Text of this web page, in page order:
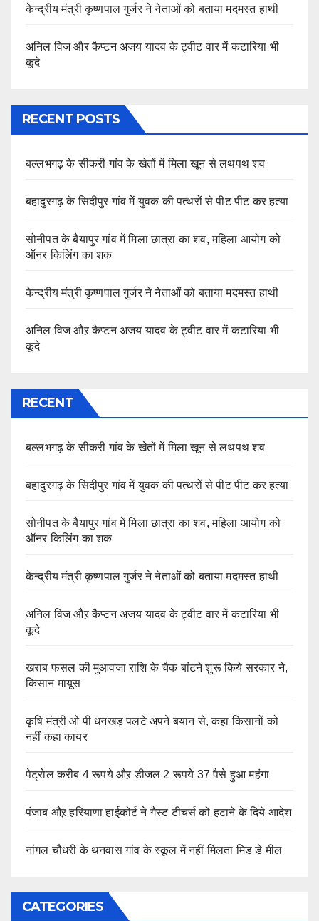
केन्द्रीय मंत्री कृष्णपाल गुर्जर ने नेताओं को बताया मदमस्त हाथी
अनिल विज औऱ कैप्टन अजय यादव के ट्वीट वार में कटारिया भी
कूदे
RECENT POSTS
बल्लभगढ़ के सीकरी गांव के खेतों में मिला खून से लथपथ शव
बहादुरगढ़ के सिदीपुर गांव में युवक की पत्थरों से पीट पीट कर हत्या
सोनीपत के बैयापुर गांव में मिला छात्रा का शव, महिला आयोग को
ऑनर किलिंग का शक
केन्द्रीय मंत्री कृष्णपाल गुर्जर ने नेताओं को बताया मदमस्त हाथी
अनिल विज औऱ कैप्टन अजय यादव के ट्वीट वार में कटारिया भी
कूदे
RECENT
बल्लभगढ़ के सीकरी गांव के खेतों में मिला खून से लथपथ शव
बहादुरगढ़ के सिदीपुर गांव में युवक की पत्थरों से पीट पीट कर हत्या
सोनीपत के बैयापुर गांव में मिला छात्रा का शव, महिला आयोग को
ऑनर किलिंग का शक
केन्द्रीय मंत्री कृष्णपाल गुर्जर ने नेताओं को बताया मदमस्त हाथी
अनिल विज औऱ कैप्टन अजय यादव के ट्वीट वार में कटारिया भी
कूदे
खराब फसल की मुआवजा राशि के चैक बांटने शुरू किये सरकार ने,
किसान मायूस
कृषि मंत्री ओ पी धनखड़ पलटे अपने बयान से, कहा किसानों को
नहीं कहा कायर
पेट्रोल करीब 4 रूपये औऱ डीजल 2 रूपये 37 पैसे हुआ महंगा
पंजाब औऱ हरियाणा हाईकोर्ट ने गैस्ट टीचर्स को हटाने के दिये आदेश
नांगल चौधरी के थनवास गांव के स्कूल में नहीं मिलता मिड डे मील
CATEGORIES